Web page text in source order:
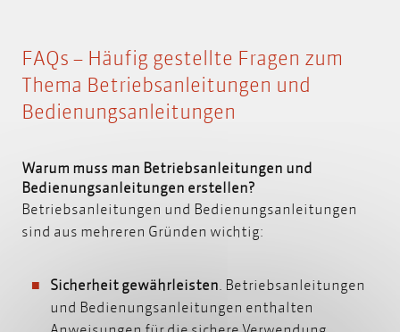
FAQs – Häufig gestellte Fragen zum
Thema Betriebsanleitungen und
Bedienungsanleitungen
Warum muss man Betriebsanleitungen und
Bedienungsanleitungen erstellen?
Betriebsanleitungen und Bedienungsanleitungen
sind aus mehreren Gründen wichtig:
Sicherheit gewährleisten . Betriebsanleitungen
und Bedienungsanleitungen enthalten